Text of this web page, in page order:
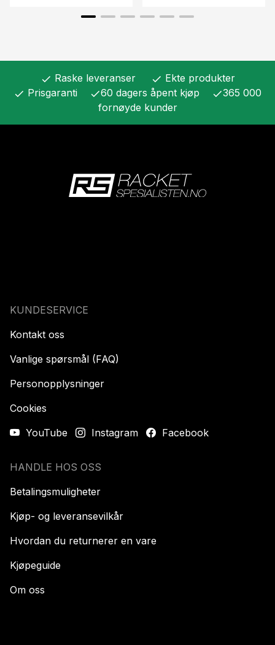
check Raske leveranser check Ekte produkter
check Prisgaranti check60 dagers åpent kjøp check365 000
fornøyde kunder
KUNDESERVICE
Kontakt oss
Vanlige spørsmål (FAQ)
Personopplysninger
Cookies
YouTube
Instagram Facebook
HANDLE HOS OSS
Betalingsmuligheter
Kjøp- og leveransevilkår
Hvordan du returnerer en vare
Kjøpeguide
Om oss